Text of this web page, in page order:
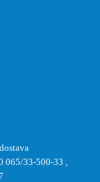
065/33-500-33 ,